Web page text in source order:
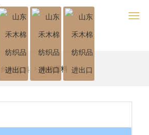
纯棉面料 纯棉面料